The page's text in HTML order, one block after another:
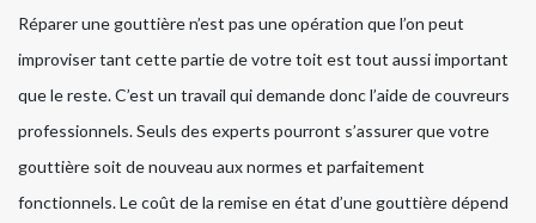
Réparer une gouttière n’est pas une opération que l’on peut
improviser tant cette partie de votre toit est tout aussi important
que le reste. C’est un travail qui demande donc l’aide de couvreurs
professionnels. Seuls des experts pourront s’assurer que votre
gouttière soit de nouveau aux normes et parfaitement
fonctionnels. Le coût de la remise en état d’une gouttière dépend